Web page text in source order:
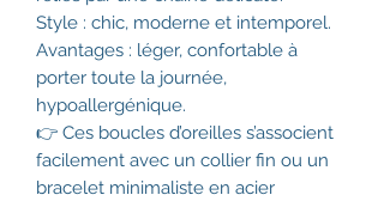
Style : chic, moderne et intemporel.
Avantages : léger, confortable à
porter toute la journée,
hypoallergénique.
👉 Ces boucles d’oreilles s’associent
facilement avec un collier fin ou un
bracelet minimaliste en acier